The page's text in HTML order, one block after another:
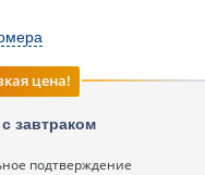
цена!
завтраком
подтверждение